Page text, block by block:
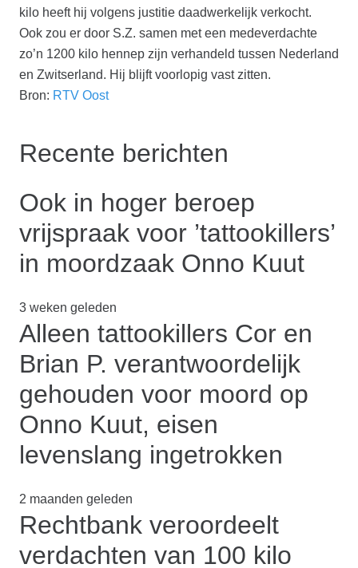
kilo heeft hij volgens justitie daadwerkelijk verkocht.
Ook zou er door S.Z. samen met een medeverdachte
zo’n 1200 kilo hennep zijn verhandeld tussen Nederland
en Zwitserland. Hij blijft voorlopig vast zitten.
Bron: RTV Oost
Recente berichten
Ook in hoger beroep
vrijspraak voor ’tattookillers’
in moordzaak Onno Kuut
3 weken geleden
Alleen tattookillers Cor en
Brian P. verantwoordelijk
gehouden voor moord op
Onno Kuut, eisen
levenslang ingetrokken
2 maanden geleden
Rechtbank veroordeelt
verdachten van 100 kilo